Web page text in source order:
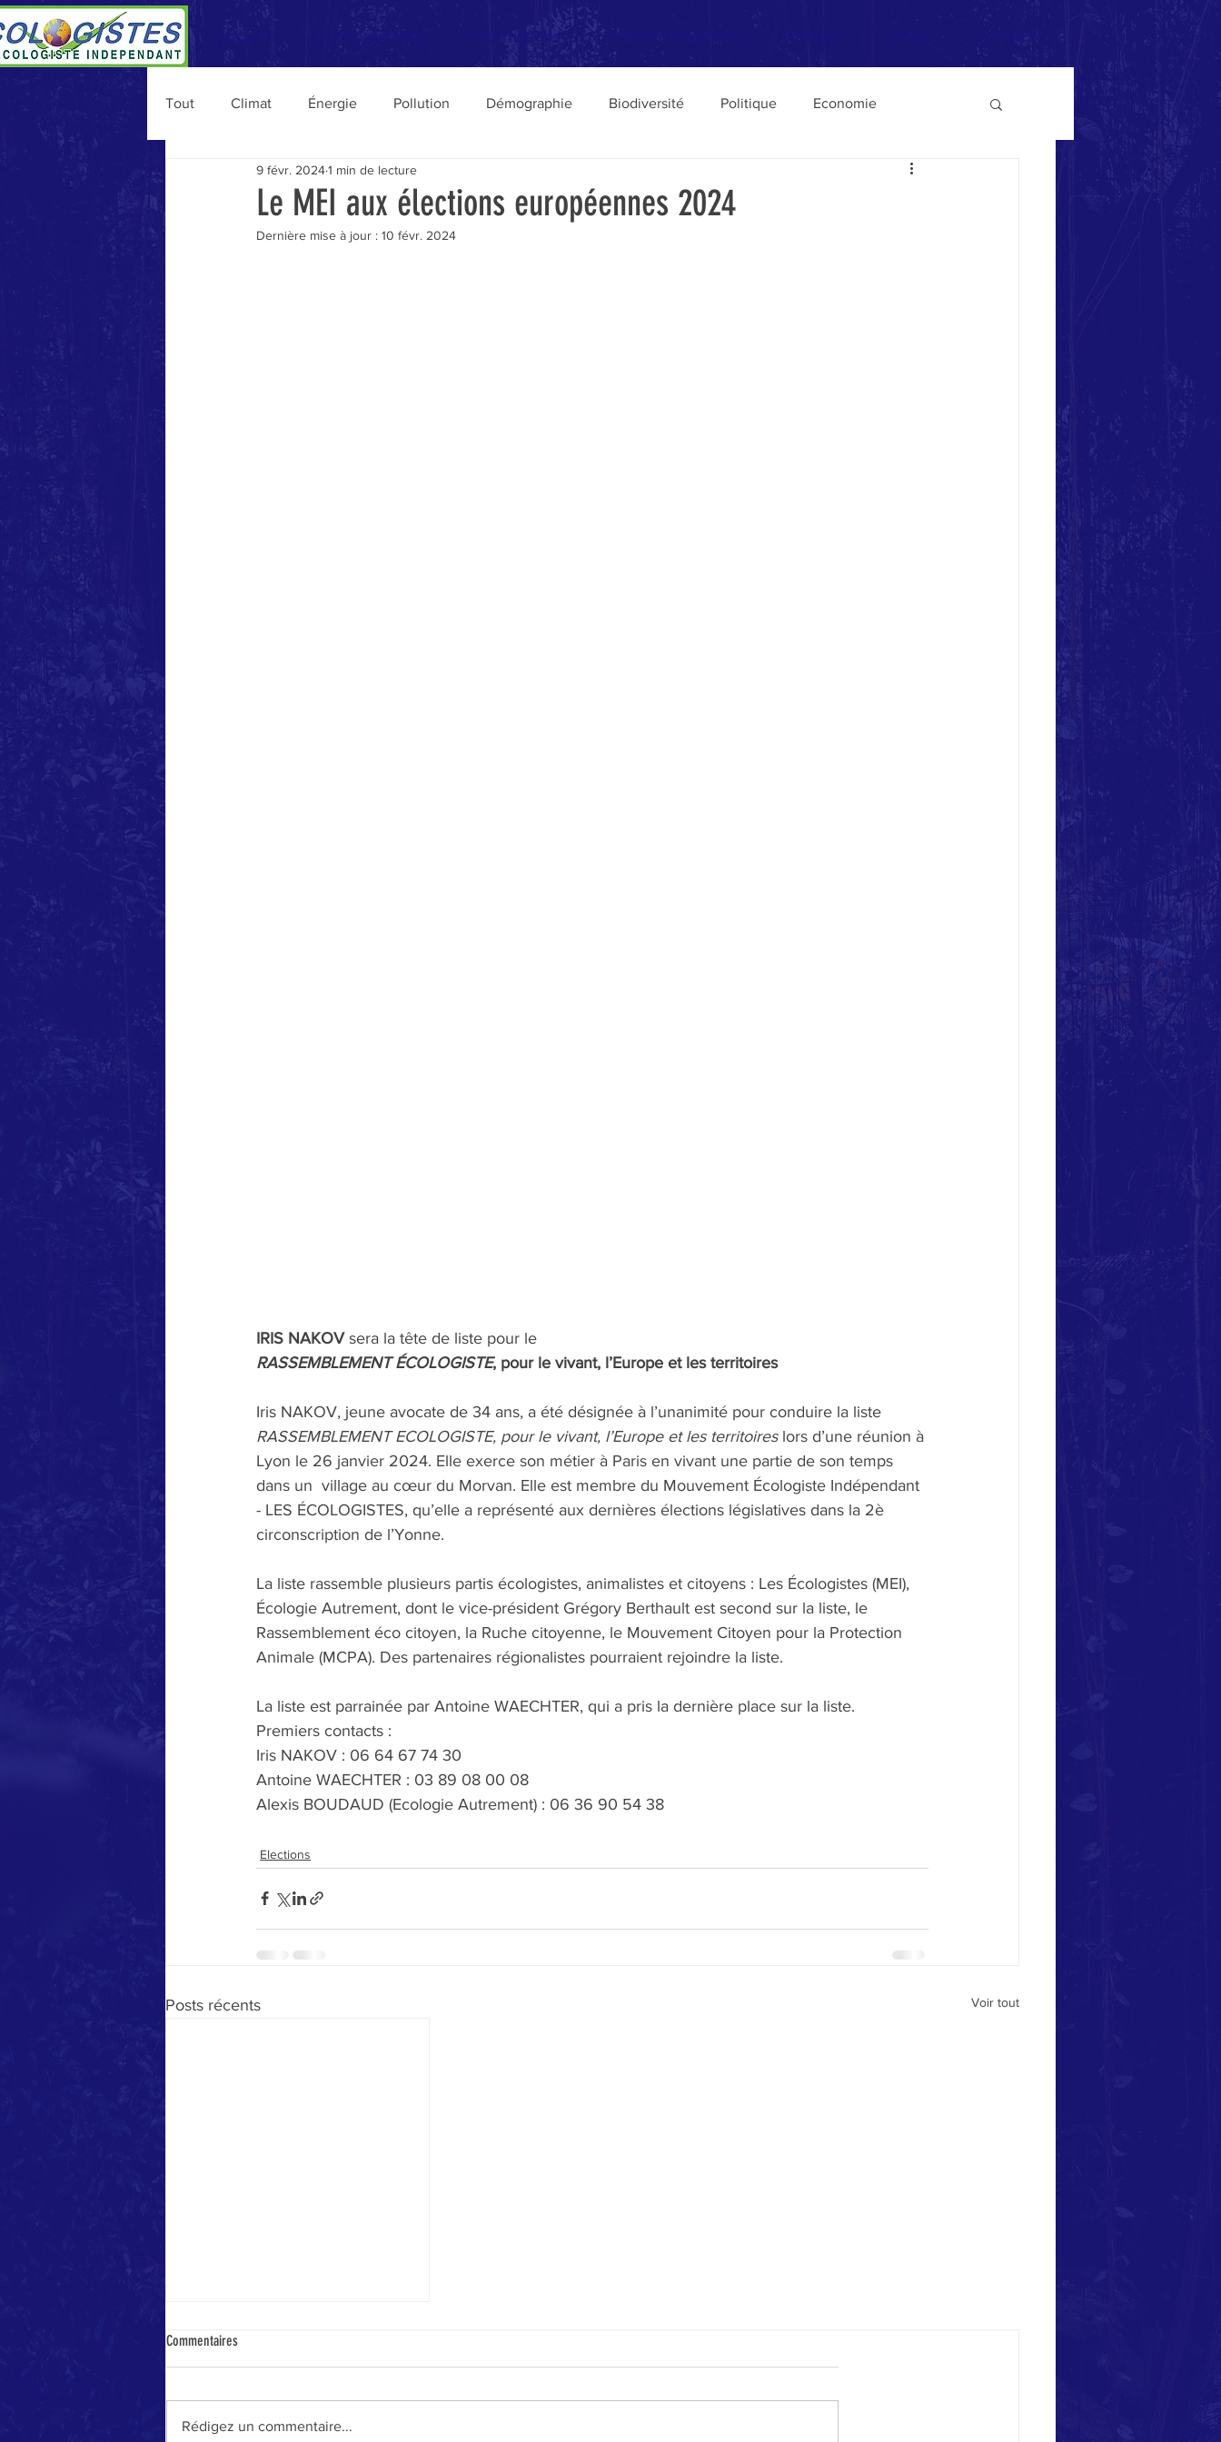
Le programme Informations Adhérer Contact
Tout Climat Énergie Pollution Démographie Biodiversité Politique Economie
Personnalités Vie du MEI Guerre
Le MEI aux élections européennes 2024
9 févr. 20241 min de lecture
Dernière mise à jour : 10 févr. 2024
IRIS NAKOV sera la tête de liste pour le
RASSEMBLEMENT ÉCOLOGISTE, pour le vivant, l’Europe et les territoires
Iris NAKOV, jeune avocate de 34 ans, a été désignée à l’unanimité pour conduire la liste
RASSEMBLEMENT ECOLOGISTE, pour le vivant, l’Europe et les territoires lors d’une réunion à
Lyon le 26 janvier 2024. Elle exerce son métier à Paris en vivant une partie de son temps
dans un  village au cœur du Morvan. Elle est membre du Mouvement Écologiste Indépendant
- LES ÉCOLOGISTES, qu’elle a représenté aux dernières élections législatives dans la 2è
circonscription de l’Yonne.
La liste rassemble plusieurs partis écologistes, animalistes et citoyens : Les Écologistes (MEI),
Écologie Autrement, dont le vice-président Grégory Berthault est second sur la liste, le
Rassemblement éco citoyen, la Ruche citoyenne, le Mouvement Citoyen pour la Protection
Animale (MCPA). Des partenaires régionalistes pourraient rejoindre la liste.
La liste est parrainée par Antoine WAECHTER, qui a pris la dernière place sur la liste.
Premiers contacts :
Iris NAKOV : 06 64 67 74 30
Antoine WAECHTER : 03 89 08 00 08
Alexis BOUDAUD (Ecologie Autrement) : 06 36 90 54 38
Elections
Posts récents Voir tout
Commentaires
Rédigez un commentaire...